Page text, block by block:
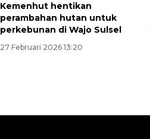
Kemenhut hentikan
perambahan hutan untuk
perkebunan di Wajo Sulsel
27 Februari 2026 13:20